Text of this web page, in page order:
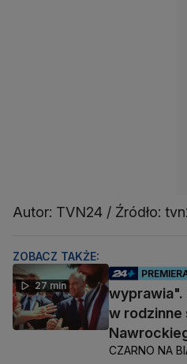
Autor: TVN24 / Źródło:
ZOBACZ TAKŻE:
27 min
wyprawia".
w rodzinne
CZARNO NA